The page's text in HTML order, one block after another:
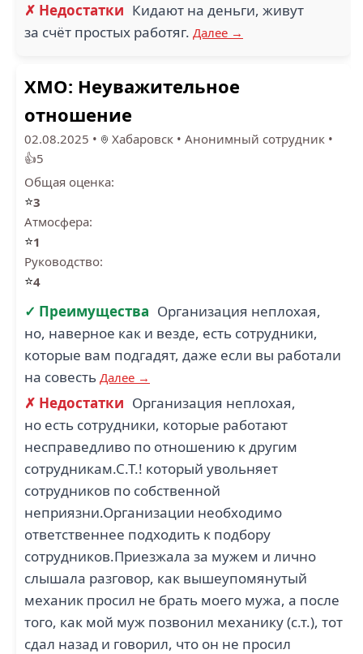
✗ Недостатки Кидают на деньги, живут
за счёт простых работяг. Далее →
ХМО: Неуважительное
отношение
02.08.2025 • Хабаровск • Анонимный сотрудник •
👍5
Общая оценка:
⭐3
Атмосфера:
⭐1
Руководство:
⭐4
✓ Преимущества Организация неплохая,
но, наверное как и везде, есть сотрудники,
которые вам подгадят, даже если вы работали
на совесть Далее →
✗ Недостатки Организация неплохая,
но есть сотрудники, которые работают
несправедливо по отношению к другим
сотрудникам.С.Т.! который увольняет
сотрудников по собственной
неприязни.Организации необходимо
ответственнее подходить к подбору
сотрудников.Приезжала за мужем и лично
слышала разговор, как вышеупомянутый
механик просил не брать моего мужа, а после
того, как мой муж позвонил механику (с.т.), тот
сдал назад и говорил, что он не просил